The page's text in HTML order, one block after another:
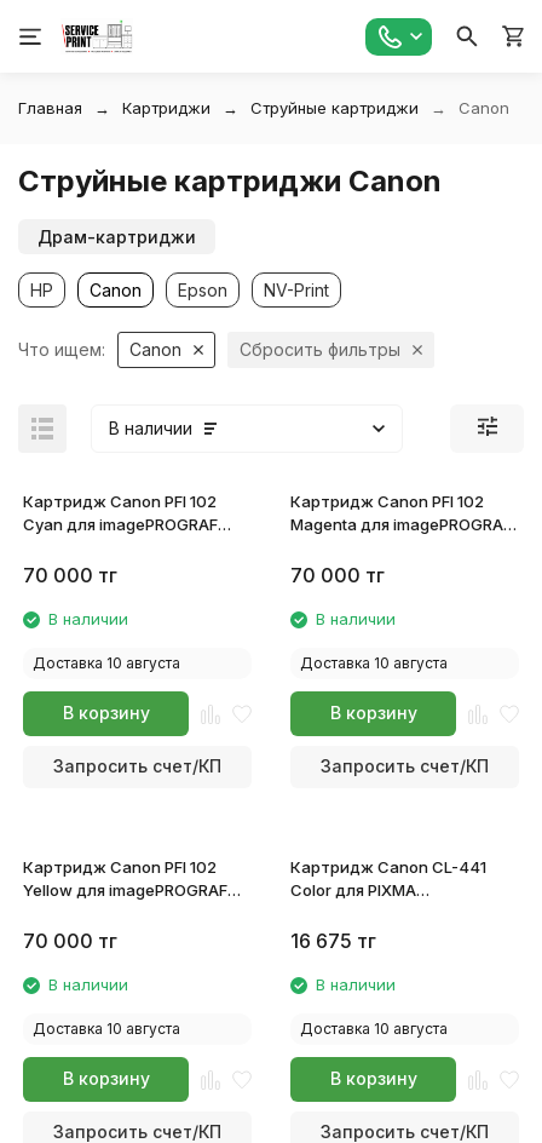
Главная Картриджи Струйные картриджи Canon
Струйные картриджи Canon
Драм-картриджи
HP Canon Epson NV-Print
Что ищем: Canon Сбросить фильтры
В наличии
Картридж Canon PFI 102
Cyan для imagePROGRAF
0896B001
70 000 тг
В наличии
Доставка 10 августа
В корзину
Запросить счет/КП
Картридж Canon PFI 102
Magenta для imagePROGRAF
0897B001
70 000 тг
В наличии
Доставка 10 августа
В корзину
Запросить счет/КП
Картридж Canon PFI 102
Yellow для imagePROGRAF
0898B001
70 000 тг
В наличии
Доставка 10 августа
В корзину
Запросить счет/КП
Картридж Canon CL-441
Color для PIXMA
5221B001
16 675 тг
В наличии
Доставка 10 августа
В корзину
Запросить счет/КП